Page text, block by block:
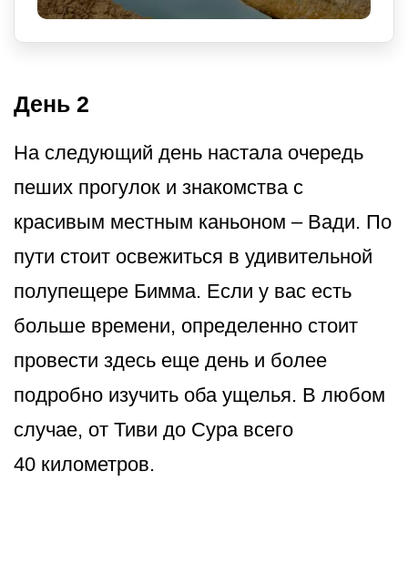
День 2
На следующий день настала очередь
пеших прогулок и знакомства с
красивым местным каньоном – Вади. По
пути стоит освежиться в удивительной
полупещере Бимма. Если у вас есть
больше времени, определенно стоит
провести здесь еще день и более
подробно изучить оба ущелья. В любом
случае, от Тиви до Сура всего
40 километров.